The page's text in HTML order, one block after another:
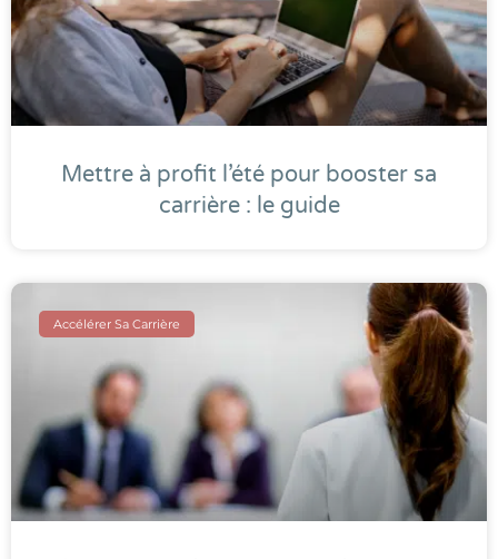
Mettre à profit l’été pour booster sa
carrière : le guide
Accélérer Sa Carrière